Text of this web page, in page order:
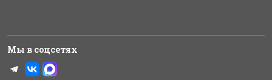
Мы в соцсетях